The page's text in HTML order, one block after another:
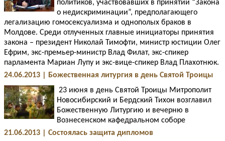
политиков, участвовавших в принятии “Закона
о недискриминации”, предполагающего
легализацию гомосексуализма и однополых браков в
Молдове. Среди отлученных главные инициаторы принятия
закона – президент Николай Тимофти, министр юстиции Олег
Ефрим, экс-премьер-министр Влад Филат, экс-спикер
парламента Мариан Лупу и экс-вице-спикер Влад Плахотнюк.
24.06.2013 | Божественная литургия в день Святой Троицы
23 июня в день Святой Троицы Митрополит
Новосибирский и Бердский Тихон возглавил
Божественную Литургию и вечерню в
Вознесенском кафедральном соборе
21.06.2013 | Состоялась защита дипломов